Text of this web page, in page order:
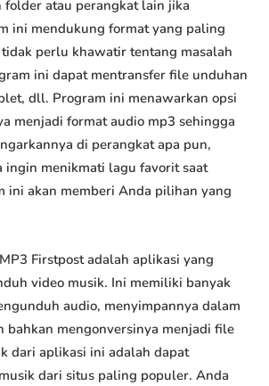
folder atau perangkat lain jika
ini mendukung format yang paling
perlu khawatir tentang masalah
ini dapat mentransfer file unduhan
dll. Program ini menawarkan opsi
menjadi format audio mp3 sehingga
di perangkat apa pun,
ingin menikmati lagu favorit saat
ini akan memberi Anda pilihan yang
Firstpost adalah aplikasi yang
video musik. Ini memiliki banyak
audio, menyimpannya dalam
bahkan mengonversinya menjadi file
dari aplikasi ini adalah dapat
dari situs paling populer. Anda